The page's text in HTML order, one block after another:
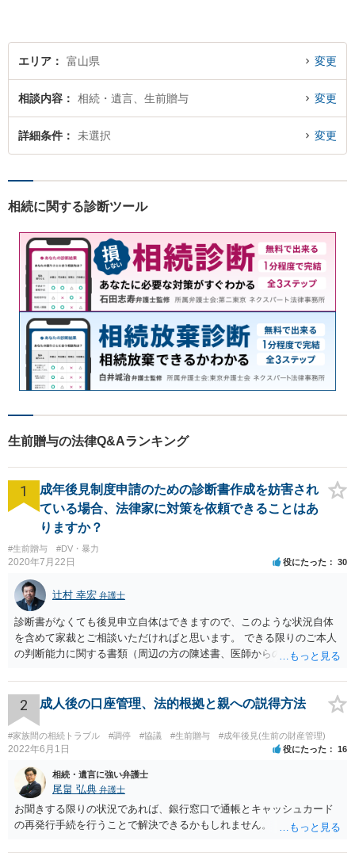
ています。
エリア
富山県 変更
相談内容 相続・遺言、生前贈与 変更
詳細条件 未選択 変更
相続に関する診断ツール
生前贈与の法律Q&Aランキング
1
成年後見制度申請のための診断書作成を妨害され
ている場合、法律家に対策を依頼できることはあ
りますか？
#生前贈与 #DV・暴力
2020年7月22日 役にたった 30
辻村 幸宏 弁護士
診断書がなくても後見申立自体はできますので、このような状況自体
を含めて家裁とご相談いただければと思います。 できる限りのご本人
の判断能力に関する書類（周辺の方の陳述書、医師からの聴取書等）
をしていただければそこから先は進むのではないかと存じます。 ま
た、Aさんの意向を酌みすぎるあまりに後見申立ができない状況にして
いる施設の問題もありますので、当該地域の地域包括支援センターに
ご相談されるのもひとつの方法です。
2 成人後の口座管理、法的根拠と親への説得方法
#家族間の相続トラブル #調停 #協議 #生前贈与 #成年後見(生前の財産管理)
2022年6月1日 役にたった 16
相続・遺言に強い弁護士
尾畠 弘典 弁護士
お聞きする限りの状況であれば、銀行窓口で通帳とキャッシュカード
の再発行手続を行うことで解決できるかもしれません。